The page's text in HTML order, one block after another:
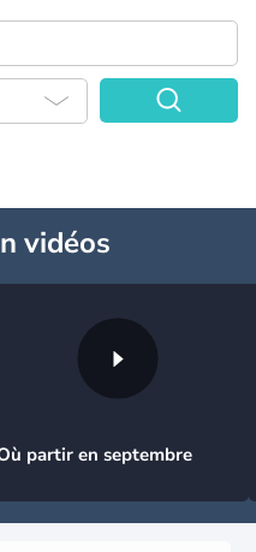
vidéos
partir en septembre